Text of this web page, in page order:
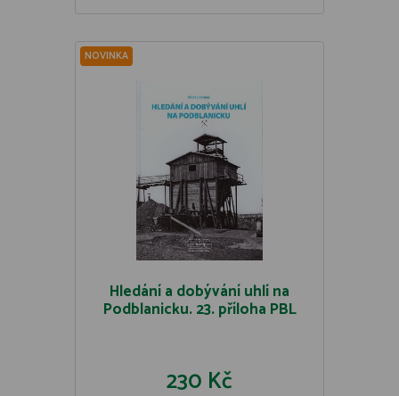
NOVINKA
Hledání a dobývání uhlí na
Podblanicku. 23. příloha PBL
230 Kč